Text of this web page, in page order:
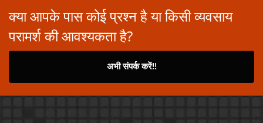
क्या आपके पास कोई प्रश्न है या किसी व्यवसाय
परामर्श की आवश्यकता है?
अभी संपर्क करें!!